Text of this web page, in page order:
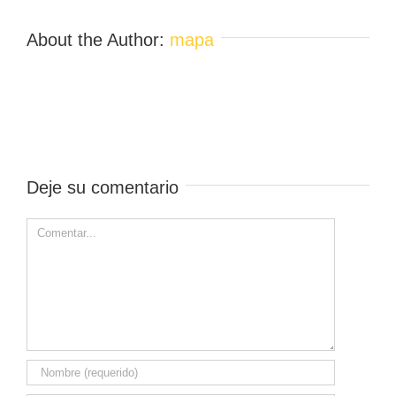
About the Author: mapa
Deje su comentario
Comment